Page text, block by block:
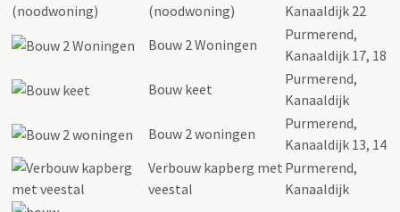
(noodwoning)
Kanaaldijk 22
Bouw 2 Woningen
Purmerend,
Kanaaldijk 17, 18
Bouw keet
Purmerend,
Kanaaldijk
Bouw 2 woningen
Purmerend,
Kanaaldijk 13, 14
Verbouw kapberg met
veestal
Purmerend,
Kanaaldijk